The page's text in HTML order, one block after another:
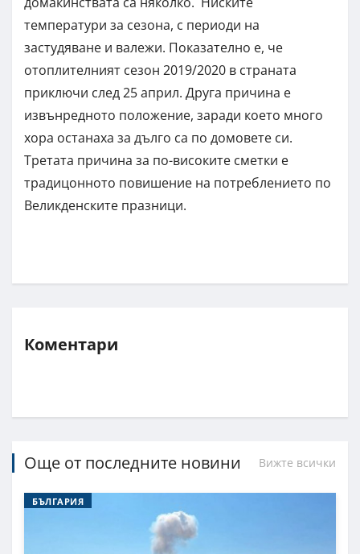
температури за сезона, с периоди на
застудяване и валежи. Показателно е, че
отоплителният сезон 2019/2020 в страната
приключи след 25 април. Друга причина е
извънредното положение, заради което много
хора останаха за дълго са по домовете си.
Третата причина за по-високите сметки е
традицонното повишение на потреблението по
Великденските празници.
Коментари
Още от последните новини Вижте всички
БЪЛГАРИЯ